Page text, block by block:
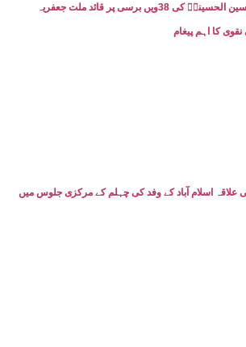
شہید قائد علامہ عارف حسین الحسینیؒ کی 38ویں برسی پر قائد ملت جعفریہ
کا اہم پیغام
علاقہ اسلام آباد کے وفد کی چہلم کے مرکزی جلوس میں